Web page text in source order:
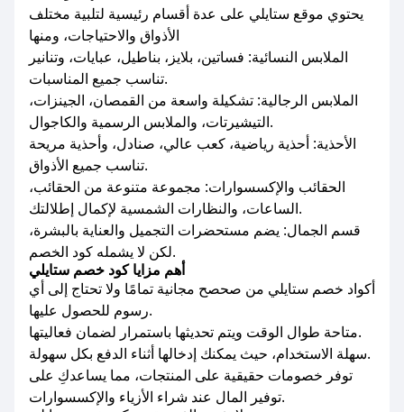
يحتوي موقع ستايلي على عدة أقسام رئيسية لتلبية مختلف
الأذواق والاحتياجات، ومنها
الملابس النسائية: فساتين، بلايز، بناطيل، عبايات، وتنانير
تناسب جميع المناسبات.
الملابس الرجالية: تشكيلة واسعة من القمصان، الجينزات،
التيشيرتات، والملابس الرسمية والكاجوال.
الأحذية: أحذية رياضية، كعب عالي، صنادل، وأحذية مريحة
تناسب جميع الأذواق.
الحقائب والإكسسوارات: مجموعة متنوعة من الحقائب،
الساعات، والنظارات الشمسية لإكمال إطلالتك.
قسم الجمال: يضم مستحضرات التجميل والعناية بالبشرة،
لكن لا يشمله كود الخصم.
أهم مزايا كود خصم ستايلي
أكواد خصم ستايلي من صحصح مجانية تمامًا ولا تحتاج إلى أي
رسوم للحصول عليها.
متاحة طوال الوقت ويتم تحديثها باستمرار لضمان فعاليتها.
سهلة الاستخدام، حيث يمكنك إدخالها أثناء الدفع بكل سهولة.
توفر خصومات حقيقية على المنتجات، مما يساعدكِ على
توفير المال عند شراء الأزياء والإكسسوارات.